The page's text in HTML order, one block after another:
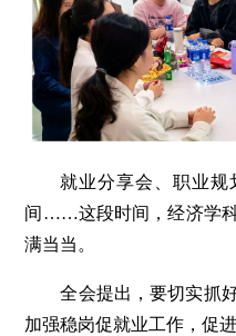
就业分享会、职业规
间……这段时间，经济学
满当当。
全会提出，要切实抓
加强稳岗促就业工作，促